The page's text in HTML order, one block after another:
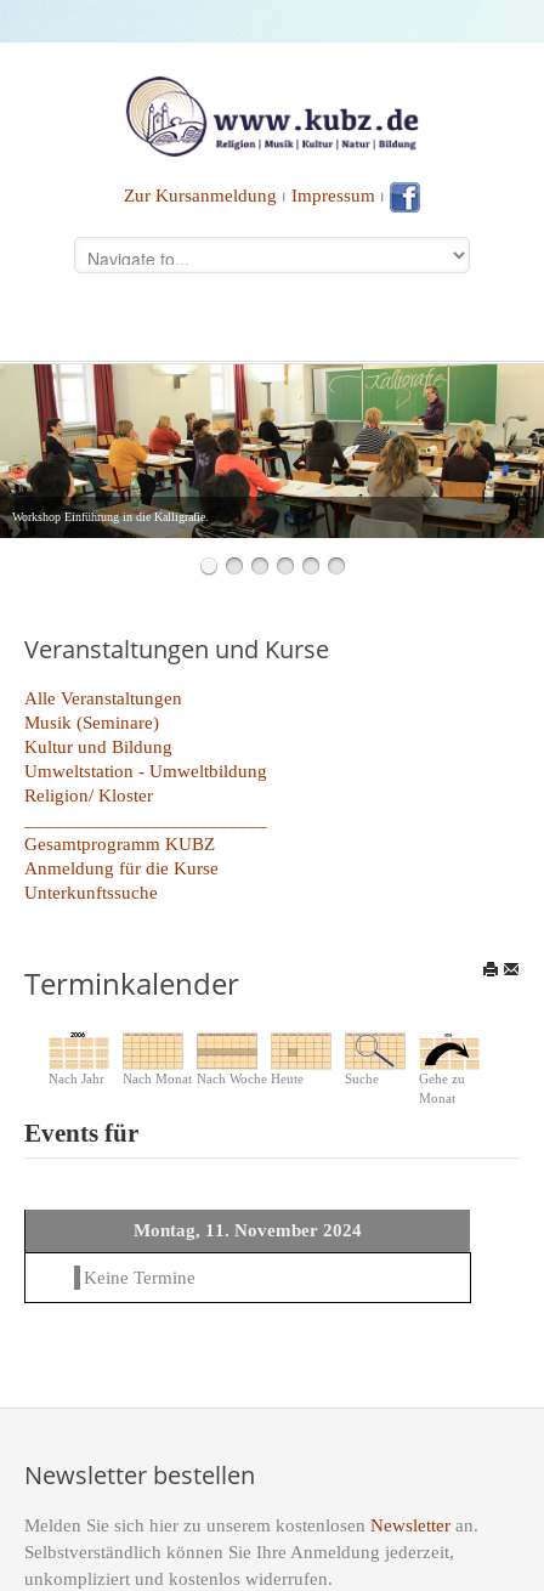
Zur Kursanmeldung ⏐ Impressum ⏐
Workshop Einführung in die Kalligrafie.
Veranstaltungen und Kurse
Alle Veranstaltungen
Musik (Seminare)
Kultur und Bildung
Umweltstation - Umweltbildung
Religion/ Kloster
Gesamtprogramm KUBZ
Anmeldung für die Kurse
Unterkunftssuche
Terminkalender
Nach Jahr Nach Monat Nach Woche Heute Suche
Gehe zu
Monat
Events für
Montag, 11. November 2024
Keine Termine
Newsletter bestellen
Melden Sie sich hier zu unserem kostenlosen Newsletter an.
Selbstverständlich können Sie Ihre Anmeldung jederzeit,
unkompliziert und kostenlos widerrufen.